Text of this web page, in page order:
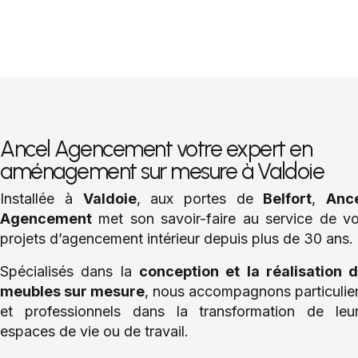
Ancel Agencement votre expert en
aménagement sur mesure à Valdoie
Installée à Valdoie, aux portes de Belfort,
Agencement met son savoir-faire au service de
projets d’agencement intérieur depuis plus de 30 ans.
Spécialisés dans la conception et la réalisation
meubles sur mesure, nous accompagnons
et professionnels dans la transformation de
espaces de vie ou de travail.